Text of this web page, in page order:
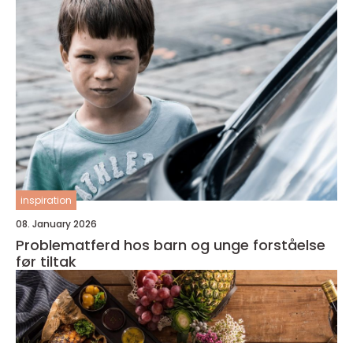
inspiration
08. January 2026
Problematferd hos barn og unge forståelse
før tiltak